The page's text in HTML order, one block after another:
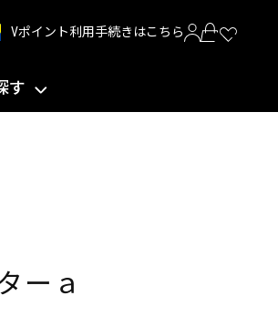
Vポイント利用手続きはこちら
す
ーａ